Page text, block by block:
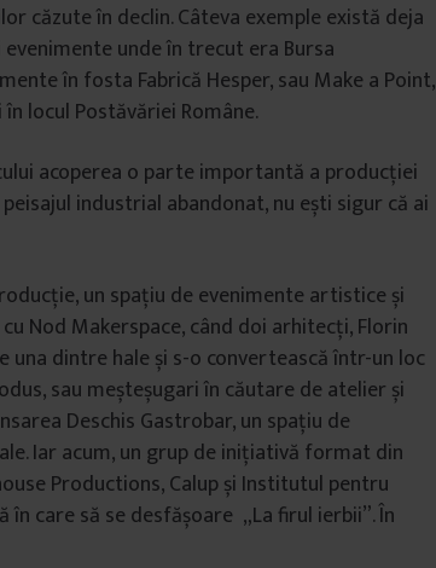
căzute în declin. Câteva exemple există deja
unde în trecut era Bursa
în fosta Fabrică Hesper, sau Make a Point,
locul Postăvăriei Române.
acoperea o parte importantă a producției
industrial abandonat, nu ești sigur că ai
un spațiu de evenimente artistice și
Nod Makerspace, când doi arhitecți, Florin
una dintre hale și s-o convertească într-un loc
sau meșteșugari în căutare de atelier și
Deschis Gastrobar, un spațiu de
Iar acum, un grup de inițiativă format din
Productions, Calup și Institutul pentru
care să se desfășoare „La firul ierbii”. În